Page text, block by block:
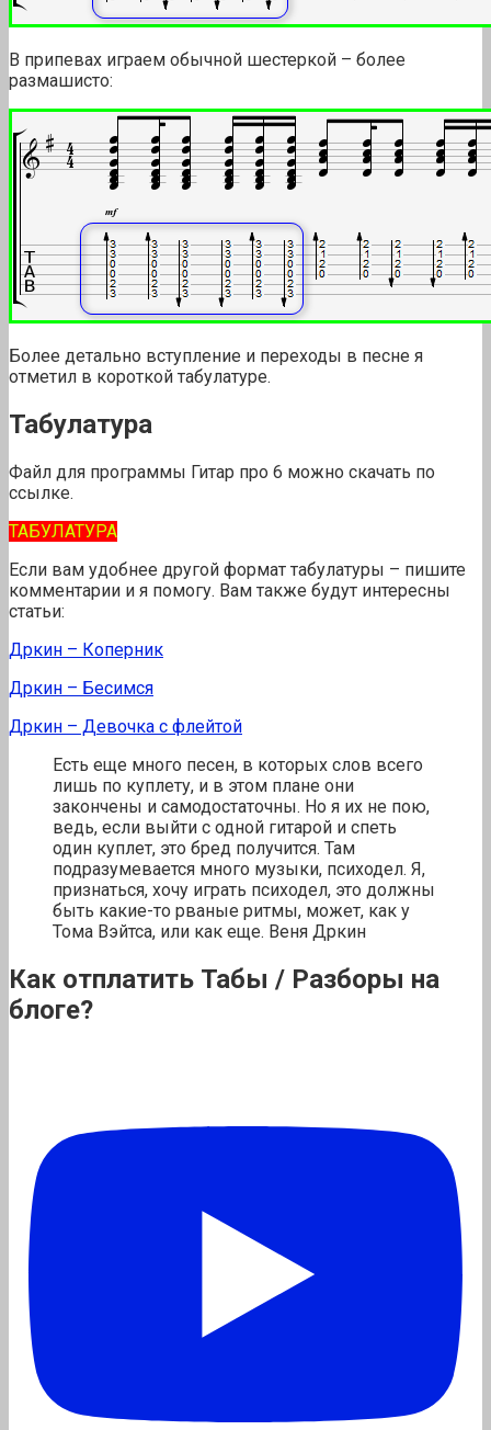
В припевах играем обычной шестеркой – более
размашисто:
Более детально вступление и переходы в песне я
отметил в короткой табулатуре.
Табулатура
Файл для программы Гитар про 6 можно скачать по
ссылке.
ТАБУЛАТУРА
Если вам удобнее другой формат табулатуры – пишите
комментарии и я помогу. Вам также будут интересны
статьи:
Дркин – Коперник
Дркин – Бесимся
Дркин – Девочка с флейтой
Есть еще много песен, в которых слов всего
лишь по куплету, и в этом плане они
закончены и самодостаточны. Но я их не пою,
ведь, если выйти с одной гитарой и спеть
один куплет, это бред получится. Там
подразумевается много музыки, психодел. Я,
признаться, хочу играть психодел, это должны
быть какие-то рваные ритмы, может, как у
Тома Вэйтса, или как еще. Веня Дркин
Как отплатить Табы / Разборы на
блоге?